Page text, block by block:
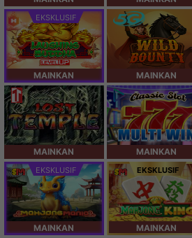
EKSKLUSIF
MAINKAN MAINKAN
MAINKAN MAINKAN
EKSKLUSIF
MAINKAN
EKSKLUSIF
MAINKAN